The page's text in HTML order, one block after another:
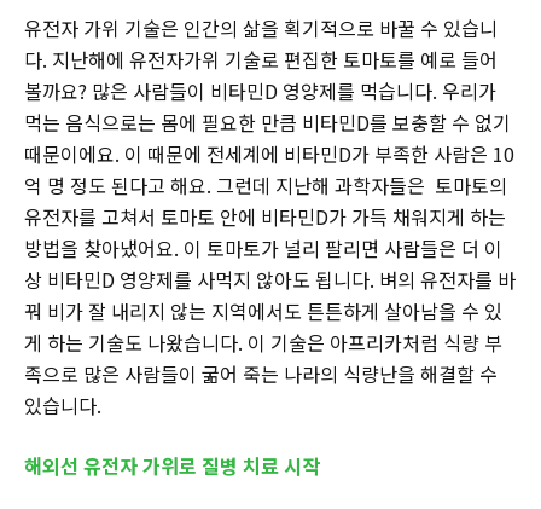
유전자 가위 기술은 인간의 삶을 획기적으로 바꿀 수 있습니
다. 지난해에 유전자가위 기술로 편집한 토마토를 예로 들어
볼까요? 많은 사람들이 비타민D 영양제를 먹습니다. 우리가
먹는 음식으로는 몸에 필요한 만큼 비타민D를 보충할 수 없기
때문이에요. 이 때문에 전세계에 비타민D가 부족한 사람은 10
억 명 정도 된다고 해요. 그런데 지난해 과학자들은 토마토의
유전자를 고쳐서 토마토 안에 비타민D가 가득 채워지게 하는
방법을 찾아냈어요. 이 토마토가 널리 팔리면 사람들은 더 이
상 비타민D 영양제를 사먹지 않아도 됩니다. 벼의 유전자를 바
꿔 비가 잘 내리지 않는 지역에서도 튼튼하게 살아남을 수 있
게 하는 기술도 나왔습니다. 이 기술은 아프리카처럼 식량 부
족으로 많은 사람들이 굶어 죽는 나라의 식량난을 해결할 수
있습니다.
해외선 유전자 가위로 질병 치료 시작